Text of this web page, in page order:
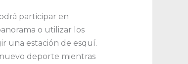
participar en
o utilizar los
una estación de esquí.
deporte mientras